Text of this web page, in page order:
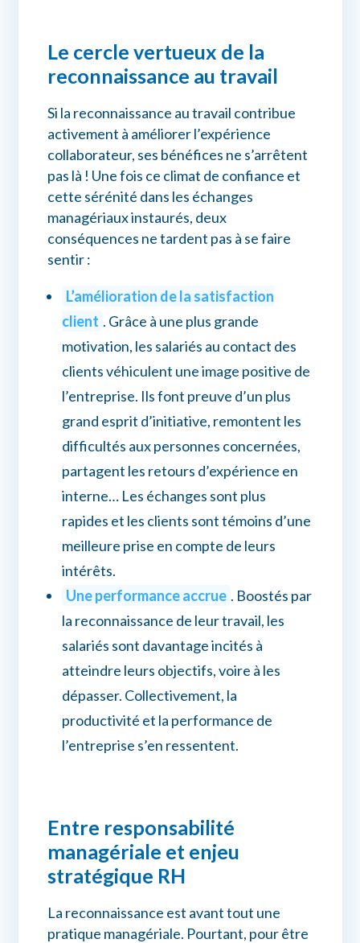
Le cercle vertueux de la
reconnaissance au travail
Si la reconnaissance au travail contribue
activement à améliorer l’expérience
collaborateur, ses bénéfices ne s’arrêtent
pas là ! Une fois ce climat de confiance et
cette sérénité dans les échanges
managériaux instaurés, deux
conséquences ne tardent pas à se faire
sentir :
L’amélioration de la satisfaction
client . Grâce à une plus grande
motivation, les salariés au contact des
clients véhiculent une image positive de
l’entreprise. Ils font preuve d’un plus
grand esprit d’initiative, remontent les
difficultés aux personnes concernées,
partagent les retours d’expérience en
interne… Les échanges sont plus
rapides et les clients sont témoins d’une
meilleure prise en compte de leurs
intérêts.
Une performance accrue . Boostés par
la reconnaissance de leur travail, les
salariés sont davantage incités à
atteindre leurs objectifs, voire à les
dépasser. Collectivement, la
productivité et la performance de
l’entreprise s’en ressentent.
Entre responsabilité
managériale et enjeu
stratégique RH
La reconnaissance est avant tout une
pratique managériale. Pourtant, pour être